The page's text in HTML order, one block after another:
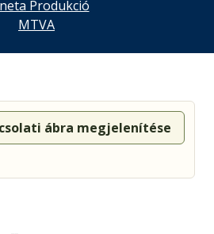
Produkció
MTVA
ábra megjelenítése